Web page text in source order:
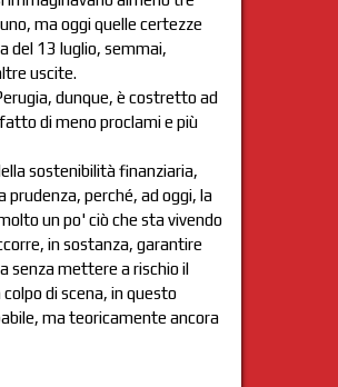
ma oggi quelle certezze
del 13 luglio, semmai,
uscite.
dunque, è costretto ad
di meno proclami e più
sostenibilità finanziaria,
prudenza, perché, ad oggi, la
un po' ciò che sta vivendo
in sostanza, garantire
senza mettere a rischio il
di scena, in questo
ma teoricamente ancora